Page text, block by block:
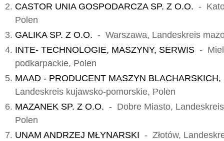
CASTOR UNIA GOSPODARCZA SP. Z O.O. -
Polen
GALIKA SP. Z O.O. - Warszawa, Landeskreis
INTE- TECHNOLOGIE, MASZYNY, SERWIS -
podkarpackie, Polen
MAAD - PRODUCENT MASZYN
Landeskreis kujawsko-pomorskie, Polen
MAZANEK SP. Z O.O. - Dobre Miasto,
Polen
UNAM ANDRZEJ MŁYNARSKI - Złotów,